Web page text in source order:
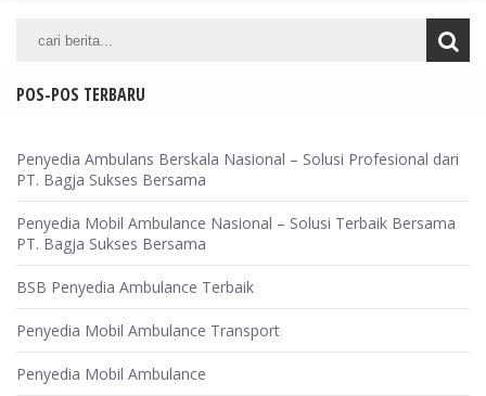
POS-POS TERBARU
Penyedia Ambulans Berskala Nasional – Solusi Profesional dari
PT. Bagja Sukses Bersama
Penyedia Mobil Ambulance Nasional – Solusi Terbaik Bersama
PT. Bagja Sukses Bersama
BSB Penyedia Ambulance Terbaik
Penyedia Mobil Ambulance Transport
Penyedia Mobil Ambulance